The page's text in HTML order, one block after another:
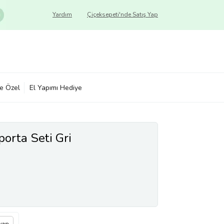
Çiçeksepeti'nde Satış Yap
Yardım
Özel El Yapımı Hediye
Seti Gri